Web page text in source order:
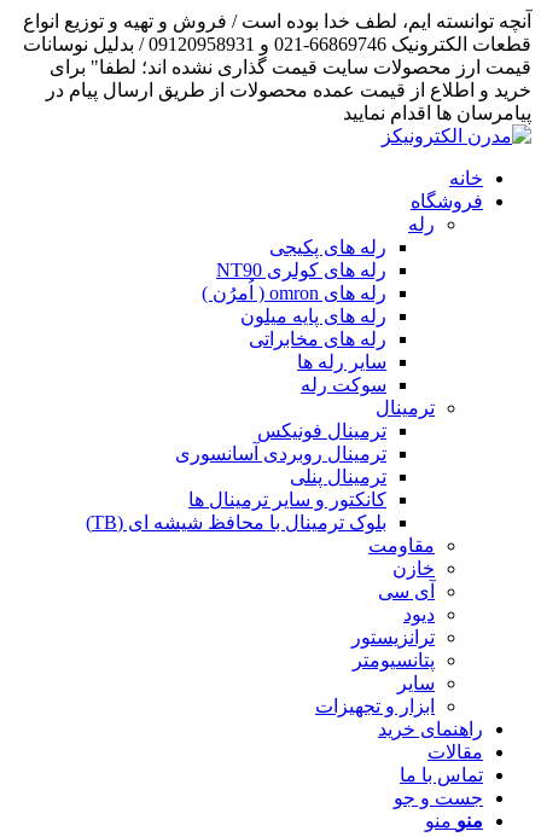
آنچه توانسته ایم، لطف خدا بوده است / فروش و تهیه و توزیع انواع
قطعات الکترونیک 66869746-021 و 09120958931 / بدلیل نوسانات
قیمت ارز محصولات سایت قیمت گذاری نشده اند؛ لطفا" برای
خرید و اطلاع از قیمت عمده محصولات از طریق ارسال پیام در
پیامرسان ها اقدام نمایید
خانه
فروشگاه
رله
رله های پکیجی
رله های کولری NT90
رله های omron ( اُمرُن )
رله های پایه میلون
رله های مخابراتی
سایر رله ها
سوکت رله
ترمینال
ترمینال فونیکس
ترمینال روبردی آسانسوری
ترمینال پنلی
کانکتور و سایر ترمینال ها
بلوک ترمینال با محافظ شیشه ای (TB)
مقاومت
خازن
آی سی
دیود
ترانزیستور
پتانسیومتر
سایر
ابزار و تجهیزات
راهنمای خرید
مقالات
تماس با ما
جست و جو
منو منو